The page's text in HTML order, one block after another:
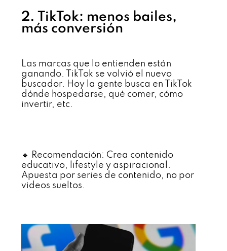
2. TikTok: menos bailes,
más conversión
Las marcas que lo entienden están
ganando. TikTok se volvió el nuevo
buscador. Hoy la gente busca en TikTok
dónde hospedarse, qué comer, cómo
invertir, etc.
🔹 Recomendación: Crea contenido
educativo, lifestyle y aspiracional.
Apuesta por series de contenido, no por
videos sueltos.